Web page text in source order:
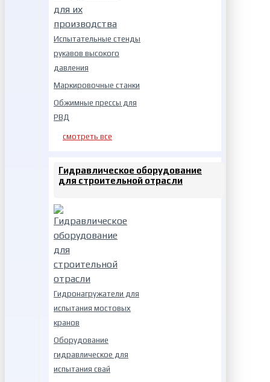
Испытательные стенды
рукавов высокого
давления
Маркировочные станки
Обжимные прессы для
РВД
смотреть все
Гидравлическое оборудование
для строительной отрасли
Гидронагружатели для
испытания мостовых
кранов
Оборудование
гидравлическое для
испытания свай